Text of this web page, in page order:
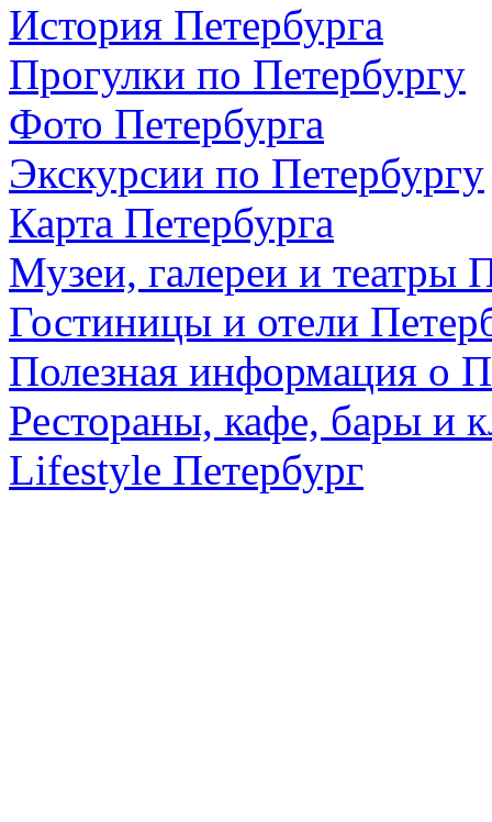
История Петербурга
Прогулки по Петербургу
Фото Петербурга
Экскурсии по Петербургу
Карта Петербурга
Музеи, галереи и театры
Гостиницы и отели
Полезная информация о
Рестораны, кафе, бары и
Lifestyle Петербург